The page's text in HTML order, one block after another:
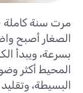
مرت سنة كاملة
الصغار أصبح
بسرعة، ويبدأ
المحيط أكثر
البسيطة،